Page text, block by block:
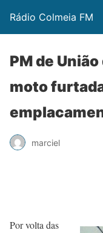
Rádio Colmeia FM
PM de
moto
marciel
Por volta das